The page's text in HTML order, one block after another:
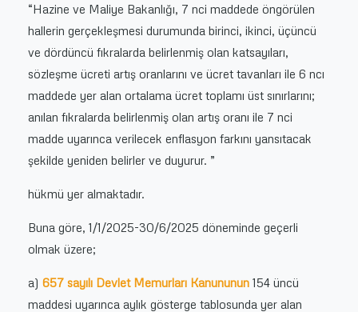
“Hazine ve Maliye Bakanlığı, 7 nci maddede öngörülen
hallerin gerçekleşmesi durumunda birinci, ikinci, üçüncü
ve dördüncü fıkralarda belirlenmiş olan katsayıları,
sözleşme ücreti artış oranlarını ve ücret tavanları ile 6 ncı
maddede yer alan ortalama ücret toplamı üst sınırlarını;
anılan fıkralarda belirlenmiş olan artış oranı ile 7 nci
madde uyarınca verilecek enflasyon farkını yansıtacak
şekilde yeniden belirler ve duyurur. ”
hükmü yer almaktadır.
Buna göre, 1/1/2025-30/6/2025 döneminde geçerli
olmak üzere;
a) 657 sayılı Devlet Memurları Kanununun 154 üncü
maddesi uyarınca aylık gösterge tablosunda yer alan